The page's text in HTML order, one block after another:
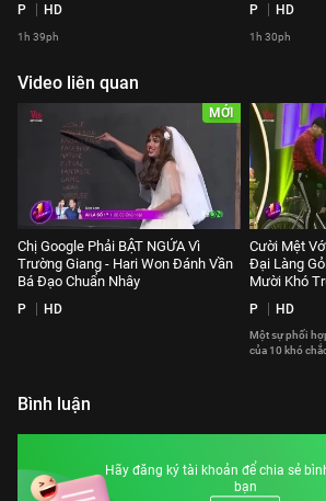
P HD
1h 39ph
P HD
1h 30ph
Video liên quan
MỚI
Chị Google Phải BẬT NGỬA Vì
Trường Giang - Hari Won Đánh Vần
Bá Đạo Chuẩn Nhây
P HD
Cười Mệt
Đại Làng
Mười Khó
P HD
Một sự phối
của 10 khó
Bình luận
Hãy đăng ký tài khoản để chia sẻ
bạn